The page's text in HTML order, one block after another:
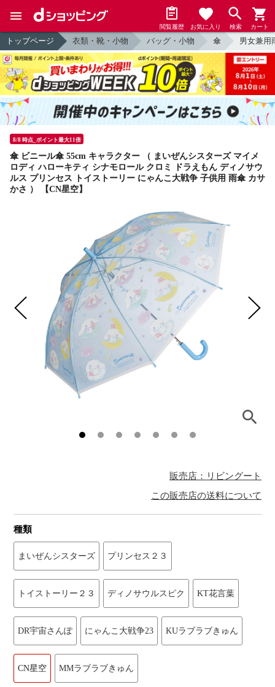
閲覧履歴 お気に入り 検索 カート
トップページ 衣類・靴・小物 バッグ・小物 傘 男女兼用
8/8 時点_ポイント最大11倍
傘 ビニール傘 55cm キャラクター （ まいぜんシスターズ マイメ
ロディ ハローキティ シナモロール クロミ ドラえもん ディノサウ
ルス プリンセス トイストーリー にゃんこ大戦争 子供用 雨傘 カサ
かさ ） 【CN星空】
販売店：リビングート
この販売店の送料について
種類
まいぜんシスターズ プリンセス２３
トイストーリー２３ ディノサウルスピク KT花言葉
DR宇宙さんぽ にゃんこ大戦争23 KUラブラブきゅん
CN星空 MMラブラブきゅん